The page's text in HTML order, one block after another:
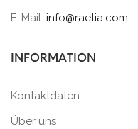
E-Mail: info@raetia.com
INFORMATION
Kontaktdaten
Über uns